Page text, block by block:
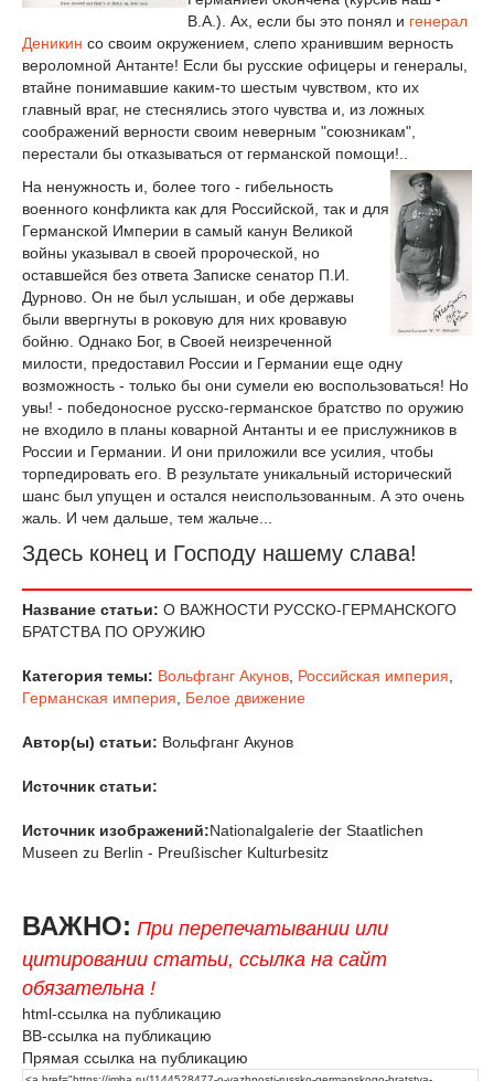
В.А.). Ах, если бы это понял и генерал
Деникин со своим окружением, слепо хранившим верность
вероломной Антанте! Если бы русские офицеры и генералы,
втайне понимавшие каким-то шестым чувством, кто их
главный враг, не стеснялись этого чувства и, из ложных
соображений верности своим неверным "союзникам",
перестали бы отказываться от германской помощи!..
На ненужность и, более того - гибельность
военного конфликта как для Российской, так и для
Германской Империи в самый канун Великой
войны указывал в своей пророческой, но
оставшейся без ответа Записке сенатор П.И.
Дурново. Он не был услышан, и обе державы
были ввергнуты в роковую для них кровавую
бойню. Однако Бог, в Своей неизреченной
милости, предоставил России и Германии еще одну
возможность - только бы они сумели ею воспользоваться! Но
увы! - победоносное русско-германское братство по оружию
не входило в планы коварной Антанты и ее прислужников в
России и Германии. И они приложили все усилия, чтобы
торпедировать его. В результате уникальный исторический
шанс был упущен и остался неиспользованным. А это очень
жаль. И чем дальше, тем жальче...
Здесь конец и Господу нашему слава!
Название статьи: О ВАЖНОСТИ РУССКО-ГЕРМАНСКОГО
БРАТСТВА ПО ОРУЖИЮ
Категория темы: Вольфганг Акунов Российская империя
Германская империя
Белое движение
Автор(ы) статьи: Вольфганг Акунов
Источник статьи:
Источник изображений:Nationalgalerie der Staatlichen
Museen zu Berlin - Preußischer Kulturbesitz
ВАЖНО: При перепечатывании или
цитировании статьи, ссылка на сайт
обязательна !
html-ссылка на публикацию
BB-ссылка на публикацию
Прямая ссылка на публикацию